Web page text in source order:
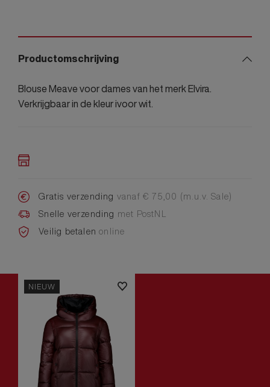
Productomschrijving
Blouse Meave voor dames van het merk Elvira.
Verkrijgbaar in de kleur ivoor wit.
Gratis verzending vanaf € 75,00 (m.u.v. Sale)
Snelle verzending met PostNL
Veilig betalenonline
NIEUW